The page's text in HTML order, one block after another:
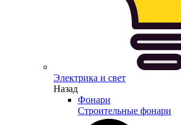
Электрика и свет
Назад
Фонари
Строительные фонари